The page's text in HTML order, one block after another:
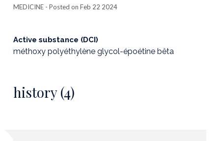
MEDICINE - Posted on Feb 22 2024
Active substance (DCI)
méthoxy polyéthylène glycol-époétine bêta
history (4)